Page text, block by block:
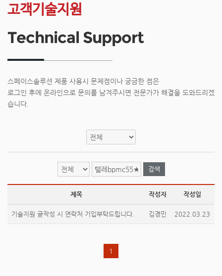
고객기술지원
Technical Support
스페이스솔루션 제품 사용시 문제점이나 궁금한 점은
로그인 후에 온라인으로 문의를 남겨주시면 전문가가 해결을 도와드리겠
습니다.
검색
제목 작성자 작성일
기술지원 글작성 시 연락처 기입부탁드립니다. 김경민 2022.03.23
1